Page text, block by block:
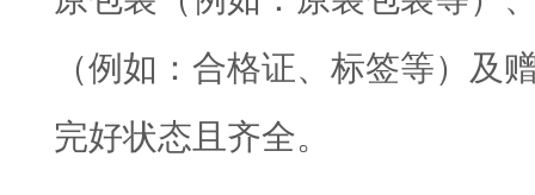
（例如：合格证、标签等）及
完好状态且齐全。